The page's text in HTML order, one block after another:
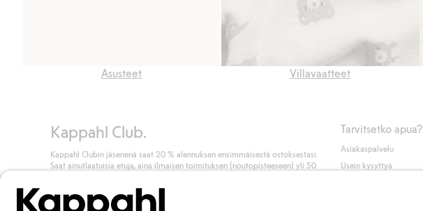
Asusteet Villavaatteet
Kappahl Club.
Kappahl Clubin jäsenenä saat 20 % alennuksen ensimmäisestä ostoksestasi.
Saat ainutlaatuisia etuja, aina ilmaisen toimituksen (noutopisteeseen) yli 50
Liity jäseneksi
Tarvitsetko apua?
Asiakaspalvelu
Usein kysyttyä